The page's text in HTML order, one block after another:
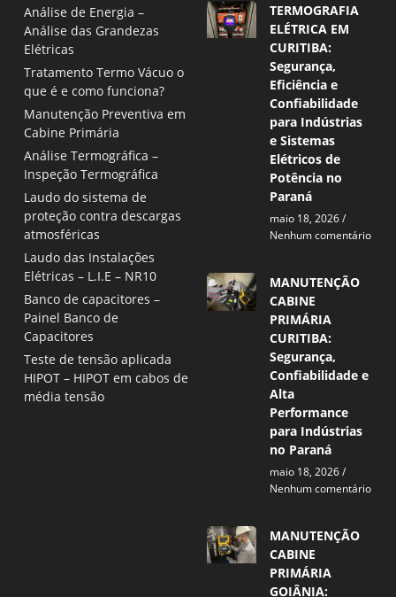
Análise de Energia –
Análise das Grandezas
Elétricas
Tratamento Termo Vácuo o
que é e como funciona?
Manutenção Preventiva em
Cabine Primária
Análise Termográfica –
Inspeção Termográfica
Laudo do sistema de
proteção contra descargas
atmosféricas
Laudo das Instalações
Elétricas – L.I.E – NR10
Banco de capacitores –
Painel Banco de
Capacitores
Teste de tensão aplicada
HIPOT – HIPOT em cabos de
média tensão
TERMOGRAFIA
ELÉTRICA EM
CURITIBA:
Segurança,
Eficiência e
Confiabilidade
para Indústrias
e Sistemas
Elétricos de
Potência no
Paraná
maio 18, 2026
Nenhum comentário
MANUTENÇÃO
CABINE
PRIMÁRIA
CURITIBA:
Segurança,
Confiabilidade e
Alta
Performance
para Indústrias
no Paraná
maio 18, 2026
Nenhum comentário
MANUTENÇÃO
CABINE
PRIMÁRIA
GOIÂNIA: